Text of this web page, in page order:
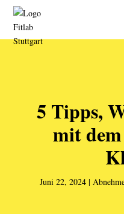
5 Tipps,
mit
Juni 22, 2024